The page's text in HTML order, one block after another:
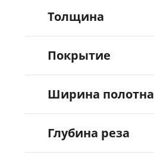
Толщина
Покрытие
Ширина полотна
Глубина реза